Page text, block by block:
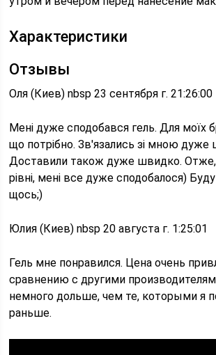
Характеристики
Отзывы
Оля (Киев) nbsp 23 сентября г. 21:26:00
Мені дуже сподобався гель. Для моїх
що потрібно. Зв'язались зі мною дуже
Доставили також дуже швидко.
рівні, мені все дуже сподобалося)
щось;)
Юлия (Киев) nbsp 20 августа г. 1:25:01
Гель мне понравился. Цена очень
сравнению с другими
немного дольше, чем те, которыми я
раньше.